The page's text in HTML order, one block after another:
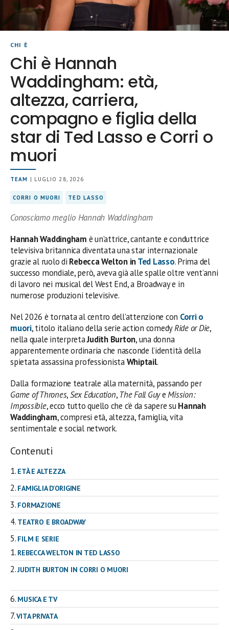
CHI È
Chi è Hannah
Waddingham: età,
altezza, carriera,
compagno e figlia della
star di Ted Lasso e Corri o
muori
TEAM | LUGLIO 28, 2026
CORRI O MUORI TED LASSO
Conosciamo meglio Hannah Waddingham
Hannah Waddingham è un’attrice, cantante e conduttrice
televisiva britannica diventata una star internazionale
grazie al ruolo di Rebecca Welton inTed Lasso. Prima del
successo mondiale, però, aveva già alle spalle oltre vent’anni
di lavoro nei musical del West End, a Broadway e in
numerose produzioni televisive.
Nel 2026 è tornata al centro dell’attenzione con Corri o
muori, titolo italiano della serie action comedyRide or Die,
nella quale interpretaJudith Burton, una donna
apparentemente ordinaria che nasconde l’identità della
spietata assassina professionistaWhiptail.
Dalla formazione teatrale alla maternità, passando per
Game of Thrones,Sex Education, The Fall GuyeMission:
Impossible, ecco tutto quello che c’è da sapere suHannah
Waddingham, compresi età, altezza, famiglia, vita
sentimentale e social network.
Contenuti
ETÀ E ALTEZZA
FAMIGLIA D'ORIGINE
FORMAZIONE
TEATRO E BROADWAY
FILM E SERIE
REBECCA WELTON IN TED LASSO
JUDITH BURTON IN CORRI O MUORI
MUSICA E TV
VITA PRIVATA